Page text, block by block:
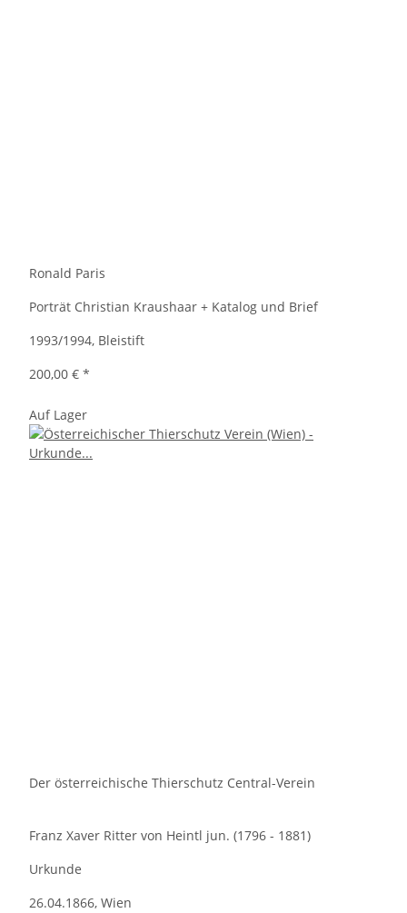
Ronald Paris
Porträt Christian Kraushaar + Katalog und Brief
1993/1994, Bleistift
200,00 € *
Auf Lager
Der österreichische Thierschutz Central-Verein
Franz Xaver Ritter von Heintl jun. (1796 - 1881)
Urkunde
26.04.1866, Wien